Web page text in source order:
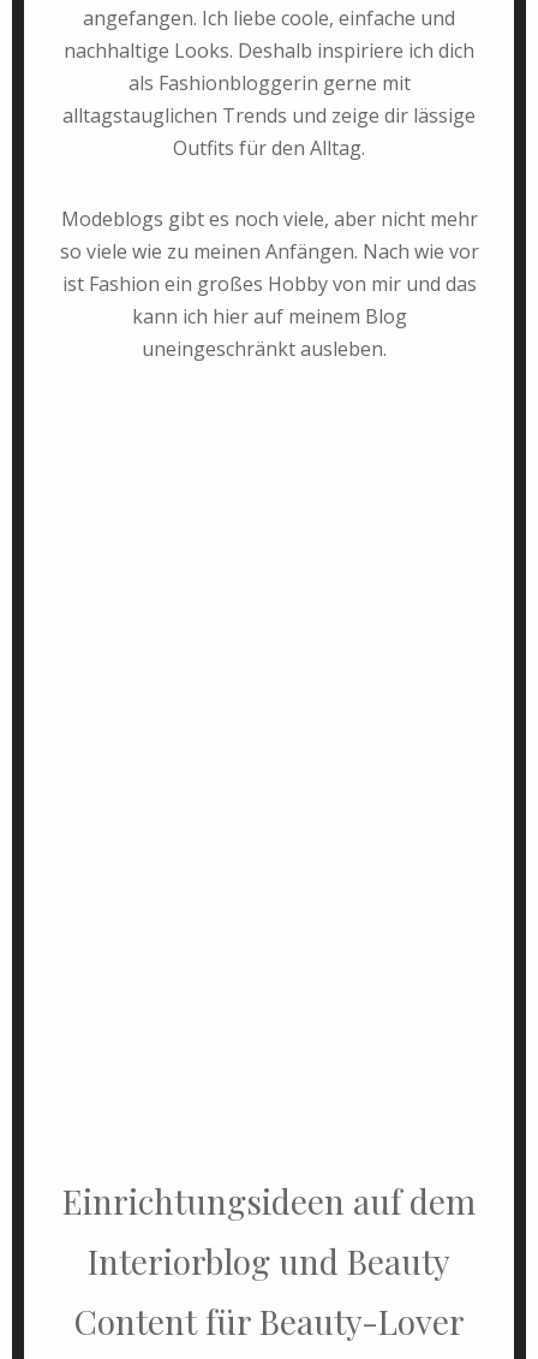
angefangen. Ich liebe coole, einfache und
nachhaltige Looks. Deshalb inspiriere ich dich
als Fashionbloggerin gerne mit
alltagstauglichen Trends und zeige dir lässige
Outfits für den Alltag.
Modeblogs gibt es noch viele, aber nicht mehr
so viele wie zu meinen Anfängen. Nach wie vor
ist Fashion ein großes Hobby von mir und das
kann ich hier auf meinem Blog
uneingeschränkt ausleben.
Einrichtungsideen auf dem
Interiorblog und Beauty
Content für Beauty-Lover